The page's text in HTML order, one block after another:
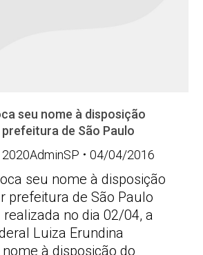
seu nome à disposição
de São Paulo
2020AdminSP 04/04/2016
seu nome à disposição
prefeitura de São Paulo
no dia 02/04, a
Luiza Erundina
à disposição do